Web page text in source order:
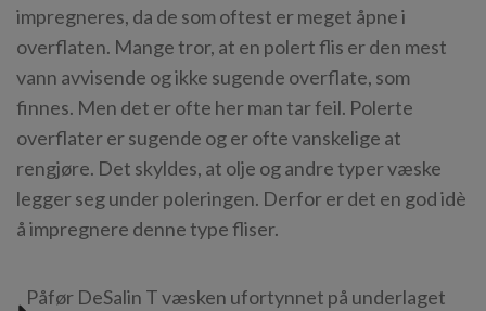
impregneres, da de som oftest er meget åpne i
overflaten. Mange tror, at en polert flis er den mest
vann avvisende og ikke sugende overflate, som
finnes. Men det er ofte her man tar feil. Polerte
overflater er sugende og er ofte vanskelige at
rengjøre. Det skyldes, at olje og andre typer væske
legger seg under poleringen. Derfor er det en god idè
å impregnere denne type fliser.
Påfør DeSalin T væsken ufortynnet på underlaget